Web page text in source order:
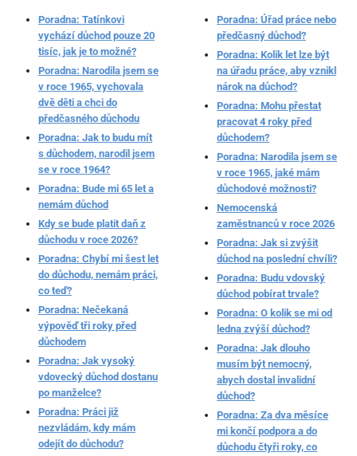
Poradna: Tatínkovi
vychází důchod pouze 20
tisíc, jak je to možné?
Poradna: Narodila jsem se
v roce 1965, vychovala
dvě děti a chci do
předčasného důchodu
Poradna: Jak to budu mít
s důchodem, narodil jsem
se v roce 1964?
Poradna: Bude mi 65 let a
nemám důchod
Kdy se bude platit daň z
důchodu v roce 2026?
Poradna: Chybí mi šest let
do důchodu, nemám práci,
co teď?
Poradna: Nečekaná
výpověď tři roky před
důchodem
Poradna: Jak vysoký
vdovecký důchod dostanu
po manželce?
Poradna: Práci již
nezvládám, kdy mám
odejít do důchodu?
Poradna: Úřad práce nebo
předčasný důchod?
Poradna: Kolik let lze být
na úřadu práce, aby vznikl
nárok na důchod?
Poradna: Mohu přestat
pracovat 4 roky před
důchodem?
Poradna: Narodila jsem se
v roce 1965, jaké mám
důchodové možnosti?
Nemocenská
zaměstnanců v roce 2026
Poradna: Jak si zvýšit
důchod na poslední chvíli?
Poradna: Budu vdovský
důchod pobírat trvale?
Poradna: O kolik se mi od
ledna zvýší důchod?
Poradna: Jak dlouho
musím být nemocný,
abych dostal invalidní
důchod?
Poradna: Za dva měsíce
mi končí podpora a do
důchodu čtyři roky, co